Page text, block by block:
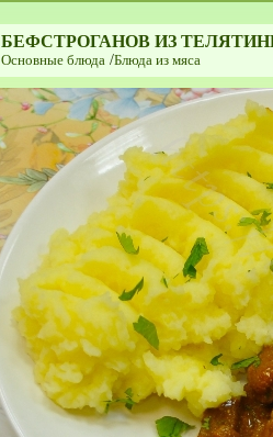
БЕФСТРОГАНОВ ИЗ
Основные блюда /Блюда из мяса